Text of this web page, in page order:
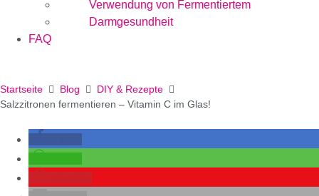
Verwendung von Fermentiertem
Darmgesundheit
FAQ
Startseite Blog
DIY & Rezepte
Salzzitronen fermentieren – Vitamin C im Glas!